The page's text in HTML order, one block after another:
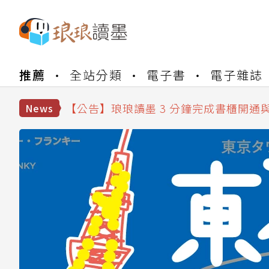
推薦 全站分類 電子書 電子雜誌
News
【公告】琅琅讀墨數位閱讀資產合併與
【公告】琅琅讀墨 3 分鐘完成書櫃開
【公告】琅琅讀墨數位閱讀資產合併與